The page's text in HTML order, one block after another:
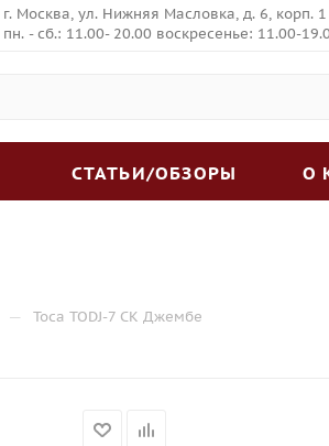
г. Москва, ул. Нижняя Масловка, д. 6, корп. 1
пн. - сб.: 11.00- 20.00 воскресенье: 11.00-
СТАТЬИ/ОБЗОРЫ О
— Toca TODJ-7 CK Джембе